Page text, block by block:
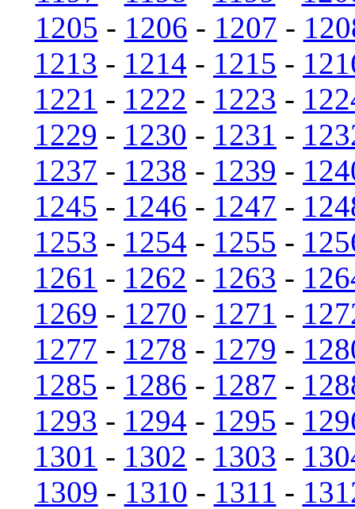
1205 - 1206 - 1207 -
1213 - 1214 - 1215 -
1221 - 1222 - 1223 -
1229 - 1230 - 1231 -
1237 - 1238 - 1239 -
1245 - 1246 - 1247 -
1253 - 1254 - 1255 -
1261 - 1262 - 1263 -
1269 - 1270 - 1271 -
1277 - 1278 - 1279 -
1285 - 1286 - 1287 -
1293 - 1294 - 1295 -
1301 - 1302 - 1303 -
1309 - 1310 - 1311 -